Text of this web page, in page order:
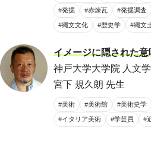
#発掘 #赤煉瓦 #発掘調査
#縄文文化 #歴史学 #縄文
イメージに隠された
神戸大学大学院 人文
宮下 規久朗 先生
#美術 #美術館 #美術史学
#イタリア美術 #学芸員 #